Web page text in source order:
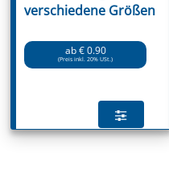
verschiedene Größen
ab € 0.90
(Preis inkl. 20% USt.)